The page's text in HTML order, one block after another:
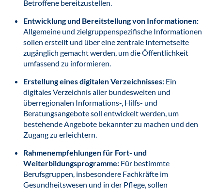
Betroffene bereitzustellen.
Entwicklung und Bereitstellung von Informationen:
Allgemeine und zielgruppenspezifische Informationen
sollen erstellt und über eine zentrale Internetseite
zugänglich gemacht werden, um die Öffentlichkeit
umfassend zu informieren.
Erstellung eines digitalen Verzeichnisses: Ein
digitales Verzeichnis aller bundesweiten und
überregionalen Informations-, Hilfs- und
Beratungsangebote soll entwickelt werden, um
bestehende Angebote bekannter zu machen und den
Zugang zu erleichtern.
Rahmenempfehlungen für Fort- und
Weiterbildungsprogramme: Für bestimmte
Berufsgruppen, insbesondere Fachkräfte im
Gesundheitswesen und in der Pflege, sollen